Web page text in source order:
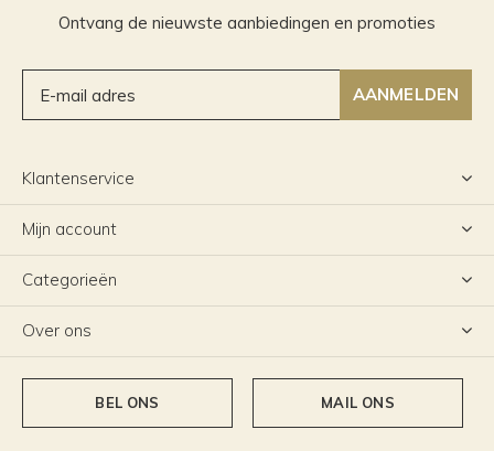
Ontvang de nieuwste aanbiedingen en promoties
AANMELDEN
Klantenservice
Mijn account
Categorieën
Over ons
BEL ONS MAIL ONS